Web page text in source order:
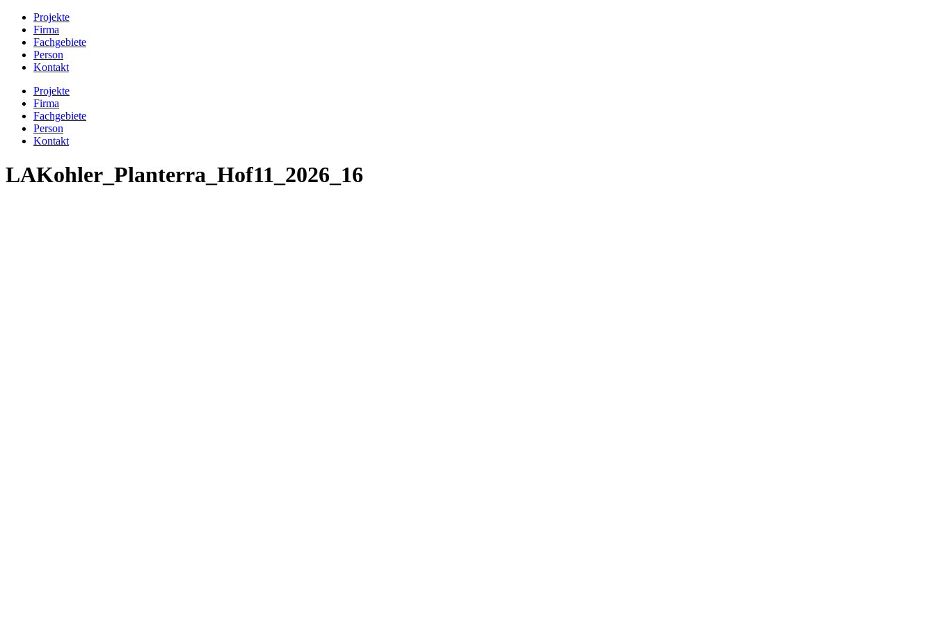
Projekte
Firma
Fachgebiete
Person
Kontakt
Projekte
Firma
Fachgebiete
Person
Kontakt
LAKohler_Planterra_Hof11_2026_16